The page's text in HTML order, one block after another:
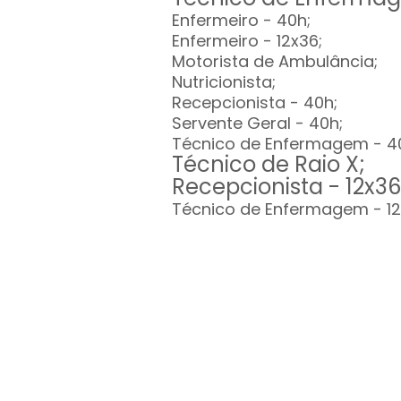
Enfermeiro - 40h;
Enfermeiro - 12x36;
Motorista de Ambulância;
Nutricionista;
Recepcionista - 40h;
Servente Geral - 40h;
Técnico de Enfermagem -
Técnico de Raio X;
Recepcionista -
Técnico de Enfermagem -